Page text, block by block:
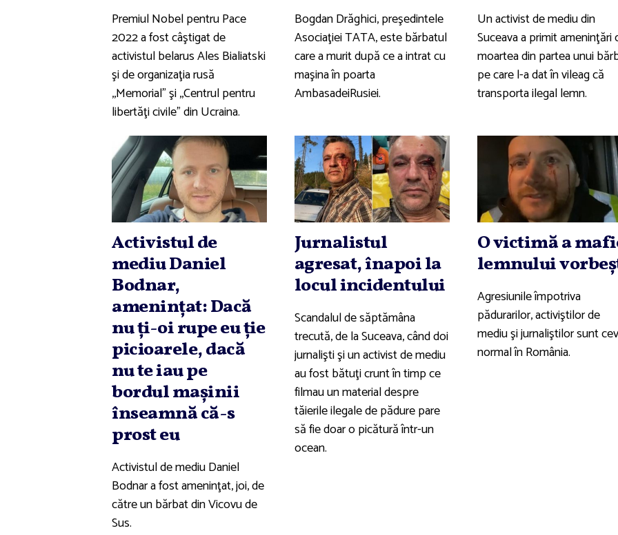
Premiul Nobel pentru Pace
2022 a fost câştigat de
activistul belarus Ales Bialiatski
şi de organizaţia rusă
,,Memorial" şi ,,Centrul pentru
libertăţi civile" din Ucraina.
Bogdan Drăghici, preşedintele
Asociaţiei TATA, este bărbatul
care a murit după ce a intrat cu
maşina în poarta
AmbasadeiRusiei.
Un activist de mediu din
Suceava a primit ameninţări
moartea din partea unui
pe care l-a dat în vileag că
transporta ilegal lemn.
Activistul de
mediu Daniel
Bodnar,
ameninţat: Dacă
nu ţi-oi rupe eu ţie
picioarele, dacă
nu te iau pe
bordul maşinii
înseamnă că-s
prost eu
Activistul de mediu Daniel
Bodnar a fost ameninţat, joi, de
către un bărbat din Vicovu de
Sus.
Jurnalistul
agresat, înapoi la
locul incidentului
Scandalul de săptămâna
trecută, de la Suceava, când doi
jurnalişti şi un activist de mediu
au fost bătuţi crunt în timp ce
filmau un material despre
tăierile ilegale de pădure pare
să fie doar o picătură într-un
ocean.
O victimă a
lemnului
Agresiunile împotriva
pădurarilor, activiştilor de
mediu şi jurnaliştilor sunt
normal în România.